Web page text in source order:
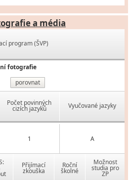
a média
program (ŠVP)
fotografie
porovnat
Počet povinných
cizích jazyků Vyučované jazyky
1 A
Přijímací
zkouška
Roční
školné
Možnost
studia pro
ZP